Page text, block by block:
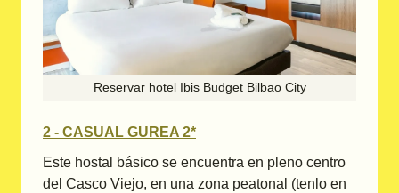
Reservar hotel Ibis Budget Bilbao City
2 - CASUAL GUREA 2*
Este hostal básico se encuentra en pleno centro
del Casco Viejo, en una zona peatonal (tenlo en